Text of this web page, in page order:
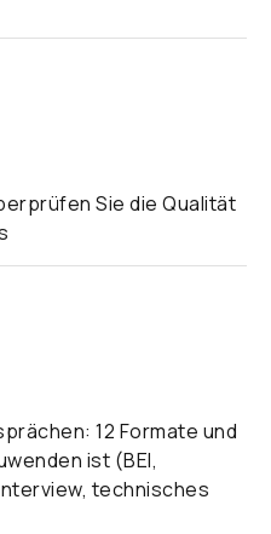
Sie die Qualität
12 Formate und
ist (BEI,
technisches